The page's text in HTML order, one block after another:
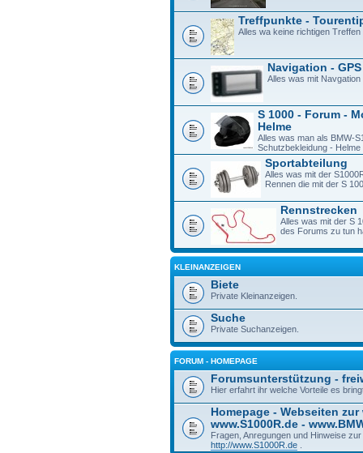
Treffpunkte -
Alles wa keine richtigen Treffen
Navigation - GPS
Alles was mit
S 1000 - Forum -
Helme
Alles was man als BMW-
Schutzbekleidung -
Sportabteilung
Alles was mit der
Rennen die mit der S
Rennstrecken
Alles was mit der S
des Forums zu tun
KLEINANZEIGEN
Biete
Private Kleinanzeigen.
Suche
Private Suchanzeigen.
FORUM - HOMEPAGE
Forumsunterstützung -
Hier erfahrt ihr welche Vorteile es
Homepage - Webseiten zur
www.S1000R.de -
Fragen, Anregungen und Hinweise
http://www.S1000R.de